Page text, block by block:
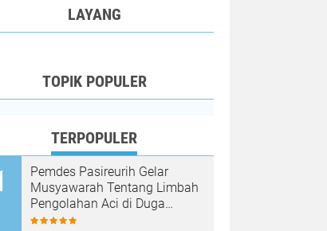
LAYANG
TOPIK POPULER
TERPOPULER
Pemdes Pasireurih Gelar
Musyawarah Tentang Limbah
Pengolahan Aci di Duga
Cemari Sungai Cisata